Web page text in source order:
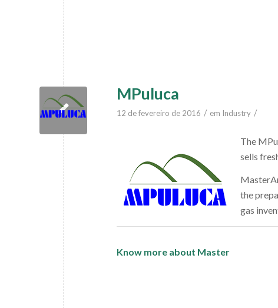
MPuluca
12 de fevereiro de 2016 / em Industry /
The
sells
the
gas
Know more about Master